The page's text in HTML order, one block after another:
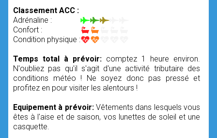
Classement ACC :
Adrénaline :
Confort :
Condition physique :
Temps total à prévoir: comptez 1 heure environ.
N'oubliez pas qu'il s'agit d'une activité tributaire des
conditions météo ! Ne soyez donc pas pressé et
profitez en pour visiter les alentours !
Equipement à prévoir: Vêtements dans lesquels vous
êtes à l'aise et de saison, vos lunettes de soleil et une
casquette.